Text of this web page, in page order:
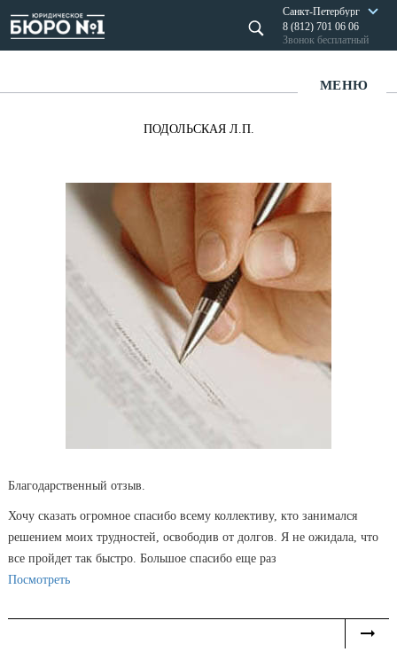
Санкт-Петербург
8 (812) 701 06 06
Звонок бесплатный
МЕНЮ
ПОДОЛЬСКАЯ Л.П.
Благодарственный отзыв.
Хочу сказать огромное спасибо всему коллективу, кто занимался
решением моих трудностей, освободив от долгов. Я не ожидала, что
все пройдет так быстро. Большое спасибо еще раз
Посмотреть